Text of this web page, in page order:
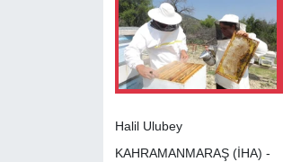
Halil Ulubey
KAHRAMANMARAŞ (İHA) -